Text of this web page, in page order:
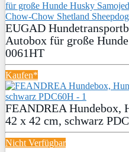
EUGAD
Autobox für große
0061HT
Kaufen*
FEANDREA Hundebox,
42 x 42 cm, schwarz
Nicht Verfügbar